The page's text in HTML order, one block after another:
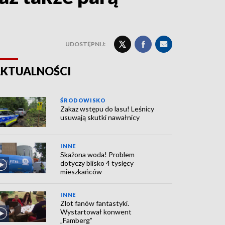
UDOSTĘPNIJ:
ŚRODOWISKO
Zakaz wstępu do lasu! Leśnicy
usuwają skutki nawałnicy
INNE
Skażona woda! Problem
dotyczy blisko 4 tysięcy
mieszkańców
INNE
Zlot fanów fantastyki.
Wystartował konwent
„Famberg”